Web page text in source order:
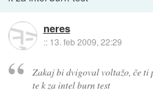
neres
:: 13. feb 2009, 22:29
Zakaj bi dvigoval voltažo, če ti
te k za intel burn test